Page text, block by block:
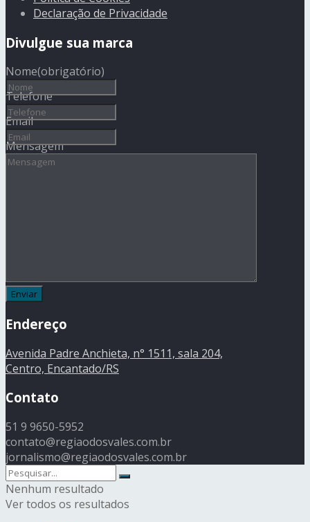
Declaração de Privacidade
Divulgue sua marca
Nome(obrigatório)
Telefone
Email
Mensagem
Endereço
Avenida Padre Anchieta, n° 1511, sala 204,
Centro, Encantado/RS
Contato
51 9 9650-5952
contato@regiaodosvales.com.br
jornalismo@regiaodosvales.com.br
Nenhum resultado
Ver todos os resultados